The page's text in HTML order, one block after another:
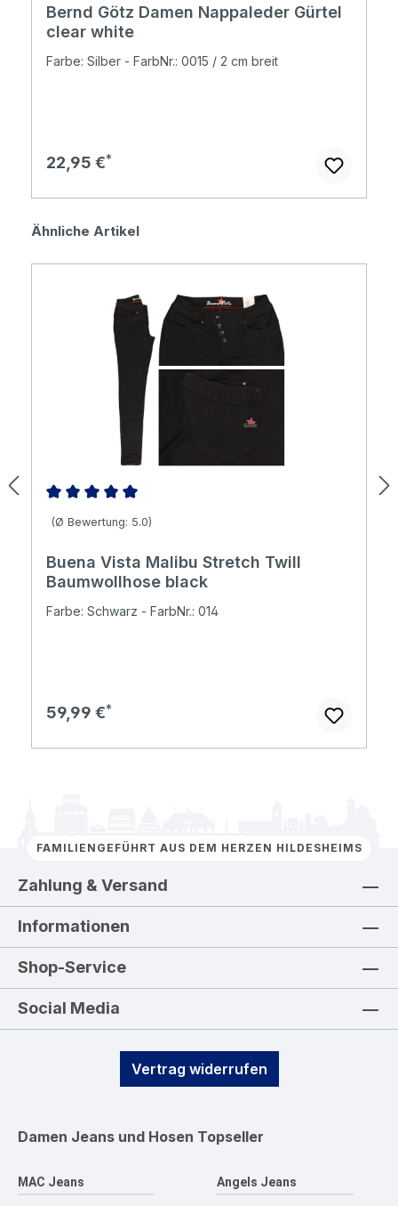
Bernd Götz Damen Nappaleder Gürtel
clear white
Farbe: Silber - FarbNr.: 0015 / 2 cm breit
Regulärer Preis:
22,95 €
Produktgalerie überspringen
Ähnliche Artikel
Durchschnittliche Bewertung von 5 von 5 Sternen
(Ø Bewertung: 5.0)
Buena Vista Malibu Stretch Twill
Baumwollhose black
Farbe: Schwarz - FarbNr.: 014
Regulärer Preis:
59,99 €
FAMILIENGEFÜHRT AUS DEM HERZEN HILDESHEIMS
Zahlung & Versand
Informationen
Shop-Service
Social Media
Vertrag widerrufen
Damen Jeans und Hosen Topseller
MAC Jeans Angels Jeans